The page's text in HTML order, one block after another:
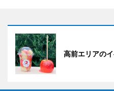
高前エリアの